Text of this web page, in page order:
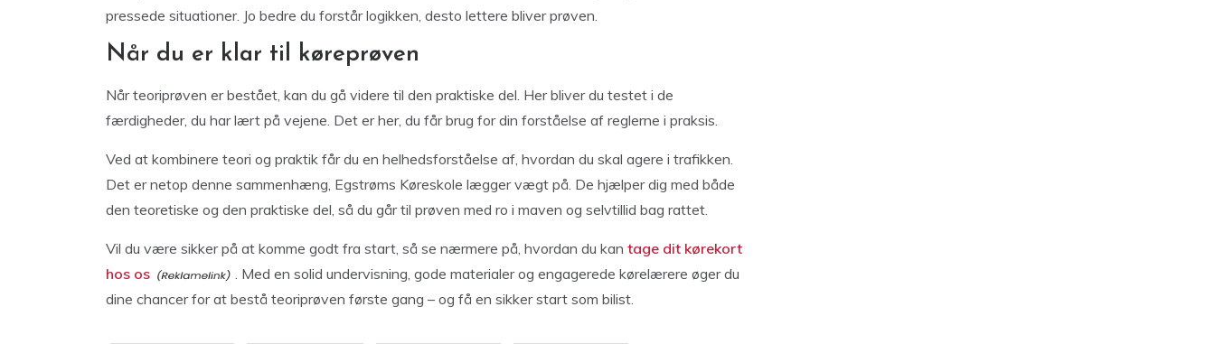
pressede situationer. Jo bedre du forstår logikken, desto lettere bliver prøven.
Når du er klar til køreprøven
Når teoriprøven er bestået, kan du gå videre til den praktiske del. Her bliver du testet i de
færdigheder, du har lært på vejene. Det er her, du får brug for din forståelse af reglerne i praksis.
Ved at kombinere teori og praktik får du en helhedsforståelse af, hvordan du skal agere i trafikken.
Det er netop denne sammenhæng, Egstrøms Køreskole lægger vægt på. De hjælper dig med både
den teoretiske og den praktiske del, så du går til prøven med ro i maven og selvtillid bag rattet.
Vil du være sikker på at komme godt fra start, så se nærmere på, hvordan du kan tage dit kørekort
hos os
. Med en solid undervisning, gode materialer og engagerede kørelærere øger du
dine chancer for at bestå teoriprøven første gang – og få en sikker start som bilist.